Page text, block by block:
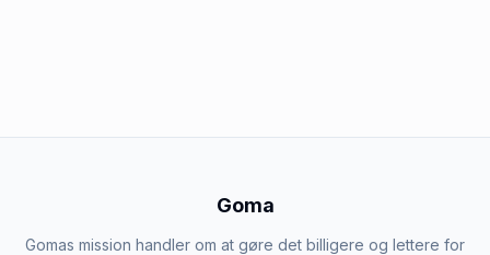
Goma
Gomas mission handler om at gøre det billigere og lettere for